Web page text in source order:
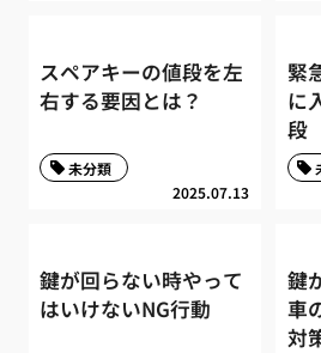
スペアキーの値段を左
右する要因とは？
2025.07.13
未分類
緊
に
段
鍵が回らない時やって
はいけないNG行動
鍵
車
対